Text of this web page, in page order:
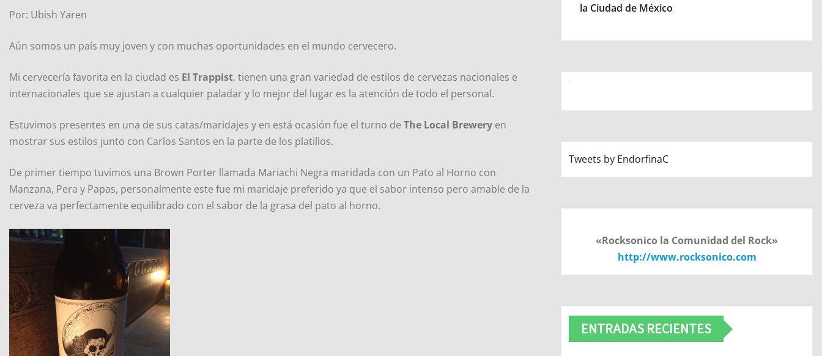
Por: Ubish Yaren
Aún somos un país muy joven y con muchas oportunidades en el mundo cervecero.
Mi cervecería favorita en la ciudad es El Trappist, tienen una gran variedad de estilos de cervezas nacionales e
internacionales que se ajustan a cualquier paladar y lo mejor del lugar es la atención de todo el personal.
Estuvimos presentes en una de sus catas/maridajes y en está ocasión fue el turno de The Local Brewery en
mostrar sus estilos junto con Carlos Santos en la parte de los platillos.
De primer tiempo tuvimos una Brown Porter llamada Mariachi Negra maridada con un Pato al Horno con
Manzana, Pera y Papas, personalmente este fue mi maridaje preferido ya que el sabor intenso pero amable de la
cerveza va perfectamente equilibrado con el sabor de la grasa del pato al horno.
la Ciudad de México
Tweets by EndorfinaC
«Rocksonico la Comunidad del Rock»
http://www.rocksonico.com
ENTRADAS RECIENTES